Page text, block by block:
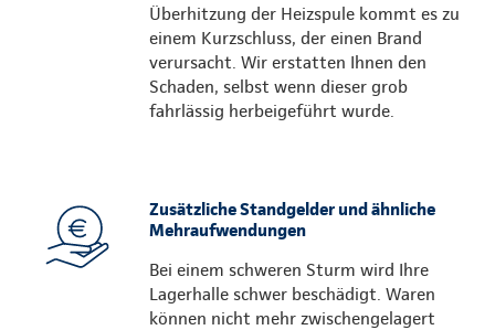
Überhitzung der Heizspule kommt es zu
einem Kurzschluss, der einen Brand
verursacht. Wir erstatten Ihnen den
Schaden, selbst wenn dieser grob
fahrlässig herbeigeführt wurde.
Zusätzliche Standgelder und ähnliche
Mehraufwendungen
Bei einem schweren Sturm wird Ihre
Lagerhalle schwer beschädigt. Waren
können nicht mehr zwischengelagert